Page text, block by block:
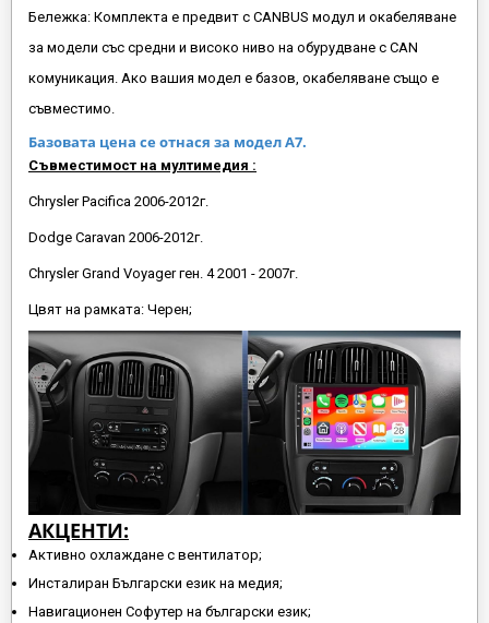
Бележка: Комплекта е предвит с CANBUS модул и окабеляване
за модели със средни и високо ниво на обурудване с CAN
комуникация. Ако вашия модел е базов, окабеляване също е
съвместимо.
Базовата цена се отнася за модел А7.
Съвместимост на мултимедия :
Chrysler Pacifica 2006-2012г.
Dodge Caravan 2006-2012г.
Chrysler Grand Voyager ген. 4 2001 - 2007г.
Цвят на рамката: Черен;
АКЦЕНТИ:
Активно охлаждане с вентилатор;
Инсталиран Български език на медия;
Навигационен Софутер на български език;